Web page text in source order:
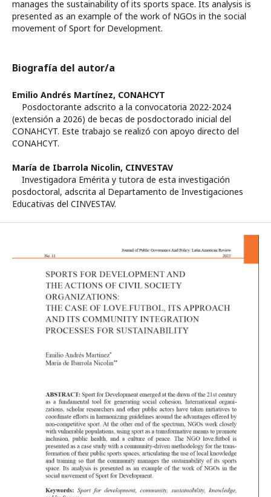
manages the sustainability of its sports space. Its analysis is
presented as an example of the work of NGOs in the social
movement of Sport for Development.
Biografía del autor/a
Emilio Andrés Martínez, CONAHCYT
Posdoctorante adscrito a la convocatoria 2022-2024
(extensión a 2026) de becas de posdoctorado inicial del
CONAHCYT. Este trabajo se realizó con apoyo directo del
CONAHCYT.
María de Ibarrola Nicolin, CINVESTAV
Investigadora Emérita y tutora de esta investigación
posdoctoral, adscrita al Departamento de Investigaciones
Educativas del CINVESTAV.